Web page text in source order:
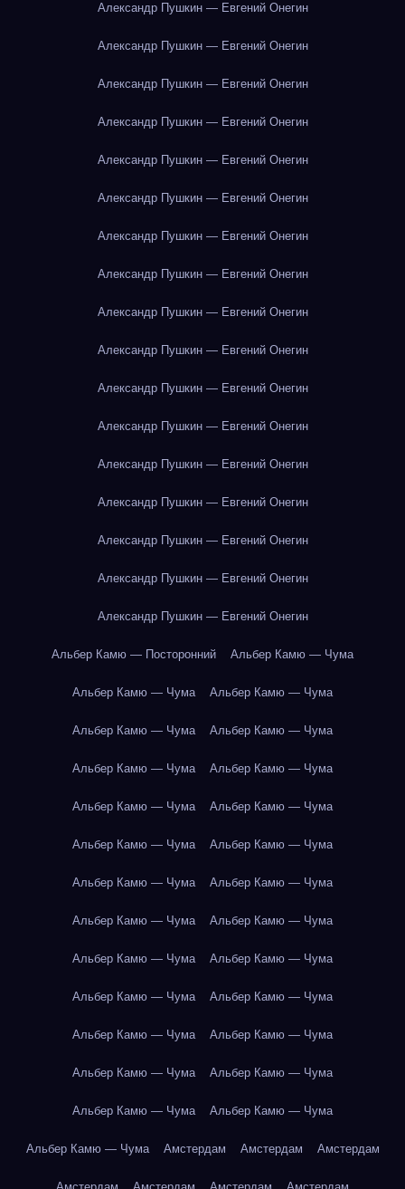
Александр Пушкин — Евгений Онегин
Александр Пушкин — Евгений Онегин
Александр Пушкин — Евгений Онегин
Александр Пушкин — Евгений Онегин
Александр Пушкин — Евгений Онегин
Александр Пушкин — Евгений Онегин
Александр Пушкин — Евгений Онегин
Александр Пушкин — Евгений Онегин
Александр Пушкин — Евгений Онегин
Александр Пушкин — Евгений Онегин
Александр Пушкин — Евгений Онегин
Александр Пушкин — Евгений Онегин
Александр Пушкин — Евгений Онегин
Александр Пушкин — Евгений Онегин
Александр Пушкин — Евгений Онегин
Александр Пушкин — Евгений Онегин
Александр Пушкин — Евгений Онегин
Альбер Камю — Посторонний Альбер Камю — Чума
Альбер Камю — Чума Альбер Камю — Чума
Альбер Камю — Чума Альбер Камю — Чума
Альбер Камю — Чума Альбер Камю — Чума
Альбер Камю — Чума Альбер Камю — Чума
Альбер Камю — Чума Альбер Камю — Чума
Альбер Камю — Чума Альбер Камю — Чума
Альбер Камю — Чума Альбер Камю — Чума
Альбер Камю — Чума Альбер Камю — Чума
Альбер Камю — Чума Альбер Камю — Чума
Альбер Камю — Чума Альбер Камю — Чума
Альбер Камю — Чума Альбер Камю — Чума
Альбер Камю — Чума Альбер Камю — Чума
Альбер Камю — Чума Амстердам Амстердам Амстердам